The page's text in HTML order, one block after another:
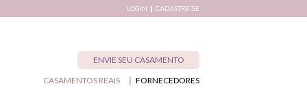
LOGIN CADASTRE-SE
ENVIE SEU CASAMENTO
FORNECEDORES
CASAMENTOS REAIS